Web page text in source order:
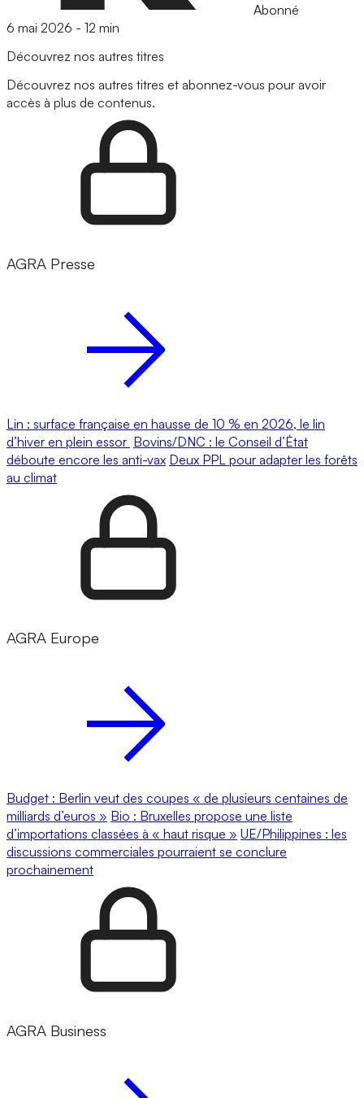
Abonné
6 mai 2026 - 12 min
Découvrez nos autres titres
Découvrez nos autres titres et abonnez-vous pour avoir
accès à plus de contenus.
AGRA Presse
Lin : surface française en hausse de 10 % en 2026, le lin
d’hiver en plein essor Bovins/DNC : le Conseil d’État
déboute encore les anti-vax Deux PPL pour adapter les forêts
au climat
AGRA Europe
Budget : Berlin veut des coupes « de plusieurs centaines de
milliards d’euros » Bio : Bruxelles propose une liste
d’importations classées à « haut risque » UE/Philippines : les
discussions commerciales pourraient se conclure
prochainement
AGRA Business